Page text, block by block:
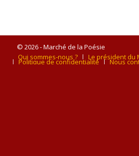
© 2026 - Marché de la Poésie
Qui sommes-nous ?
Le président du
Politique de confidentialité Nous